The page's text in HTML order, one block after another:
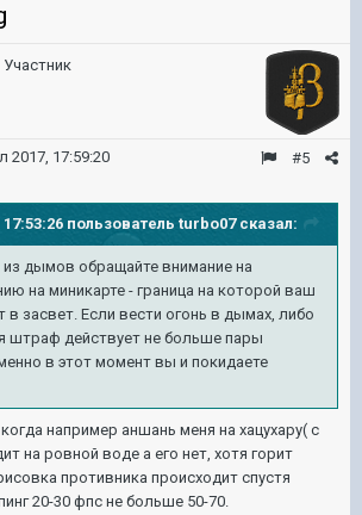
Участник
#5
2017, 17:59:20
17:53:26 пользователь turbo07сказал:
дымов обращайте внимание на
на миникарте - граница на которой ваш
в засвет. Если вести огонь в дымах, либо
штраф действует не больше пары
в этот момент вы и покидаете
например аншань меня на хацухару( с
на ровной воде а его нет, хотя горит
противника происходит спустя
20-30 фпс не больше 50-70.